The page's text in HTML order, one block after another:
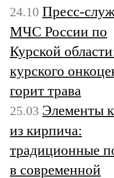
24.10 Пресс-
МЧС России по
Курской
курского
горит трава
25.03 Элементы
из кирпича:
традиционные
в современной